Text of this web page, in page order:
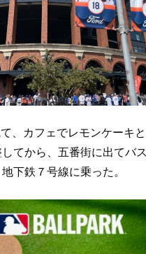
、カフェでレモンケーキ
てから、五番街に出てバ
下鉄７号線に乗った。